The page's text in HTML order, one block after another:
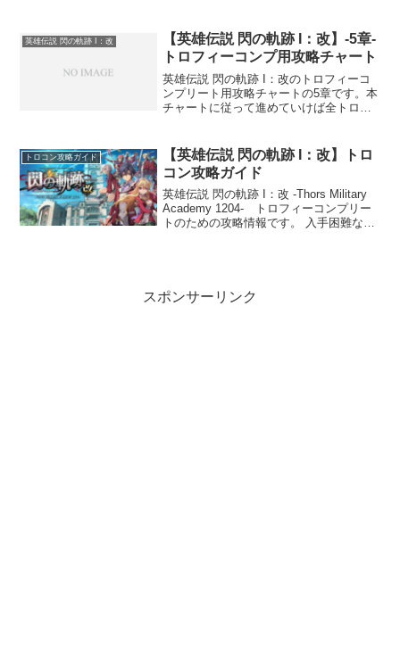
英雄伝説 閃の軌跡 I：改
【英雄伝説 閃の軌跡 I：改】-5章-
トロフィーコンプ用攻略チャート
英雄伝説 閃の軌跡 I：改のトロフィーコ
ンプリート用攻略チャートの5章です。本
チャートに従って進めていけば全トロフ
トロコン攻略ガイド
【英雄伝説 閃の軌跡 I：改】トロ
コン攻略ガイド
英雄伝説 閃の軌跡 I：改 -Thors Military
Academy 1204- トロフィーコンプリー
トのための攻略情報です。 入手困難なト
スポンサーリンク